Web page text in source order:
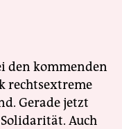
den kommenden
rechtsextreme
Gerade jetzt
Auch